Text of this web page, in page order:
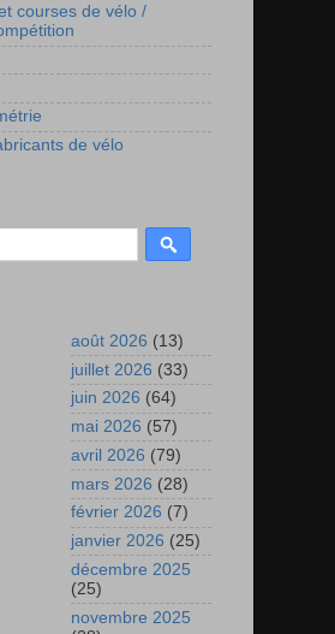
courses de vélo /
de vélo
août 2026 (13)
juillet 2026 (33)
juin 2026 (64)
mai 2026 (57)
avril 2026 (79)
mars 2026 (28)
février 2026 (7)
janvier 2026 (25)
décembre 2025
(25)
novembre 2025